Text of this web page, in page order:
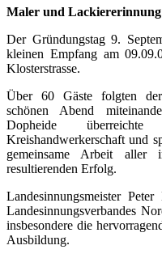
Maler und
Der Gründungstag 9.
kleinen Empfang am
Klosterstrasse.
Über 60 Gäste folgten
schönen Abend
Dopheide
Kreishandwerkerschaft und
gemeinsame Arbeit
resultierenden Erfolg.
Landesinnungsmeister
Landesinnungsverbandes
insbesondere die
Ausbildung.